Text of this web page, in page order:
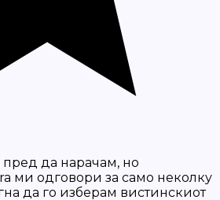
да нарачам, но
ми одговори за само неколку
да го изберам вистинскиот